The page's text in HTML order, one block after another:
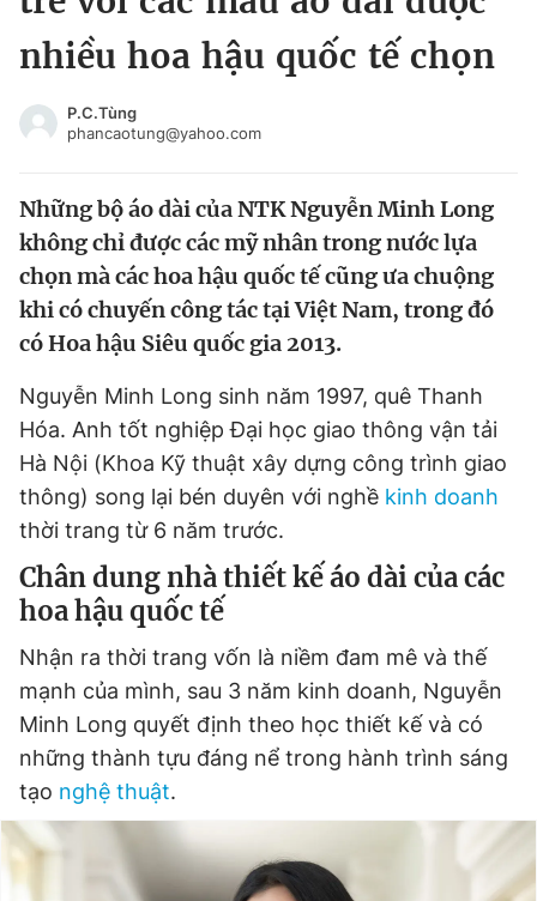
Chuyên mục khác
Tin 24h
Video Magazine
Sản phẩm khác
Thông tin tòa soạn Liên hệ quảng cáo
Đọc Thanh Niên trên điện thoại
Theo dõi báo trên
Hotline
0908 780 404
Tin đã xem
Đăng xuất
nhiều hoa hậu quốc tế chọn
P.C.Tùng
phancaotung@yahoo.com
Những bộ áo dài của NTK Nguyễn Minh Long
không chỉ được các mỹ nhân trong nước lựa
chọn mà các hoa hậu quốc tế cũng ưa chuộng
khi có chuyến công tác tại Việt Nam, trong đó
có Hoa hậu Siêu quốc gia 2013.
Nguyễn Minh Long sinh năm 1997, quê Thanh
Hóa. Anh tốt nghiệp Đại học giao thông vận tải
Hà Nội (Khoa Kỹ thuật xây dựng công trình giao
thông) song lại bén duyên với nghề kinh doanh
thời trang từ 6 năm trước.
Chân dung nhà thiết kế áo dài của các
hoa hậu quốc tế
Nhận ra thời trang vốn là niềm đam mê và thế
mạnh của mình, sau 3 năm kinh doanh, Nguyễn
Minh Long quyết định theo học thiết kế và có
những thành tựu đáng nể trong hành trình sáng
tạo nghệ thuật.